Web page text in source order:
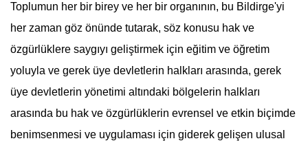
Toplumun her bir birey ve her bir organının, bu Bildirge'yi
her zaman göz önünde tutarak, söz konusu hak ve
özgürlüklere saygıyı geliştirmek için eğitim ve öğretim
yoluyla ve gerek üye devletlerin halkları arasında, gerek
üye devletlerin yönetimi altındaki bölgelerin halkları
arasında bu hak ve özgürlüklerin evrensel ve etkin biçimde
benimsenmesi ve uygulaması için giderek gelişen ulusal